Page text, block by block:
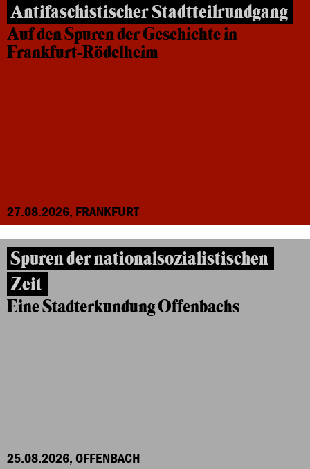
Antifaschistischer Stadtteilrundgang
Auf den Spuren der Geschichte in
Frankfurt-Rödelheim
27.08.2026, FRANKFURT
Spuren der nationalsozialistischen
Zeit
Eine Stadterkundung Offenbachs
25.08.2026, OFFENBACH